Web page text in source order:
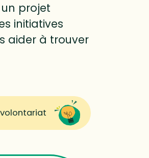
projet
initiatives
aider à trouver